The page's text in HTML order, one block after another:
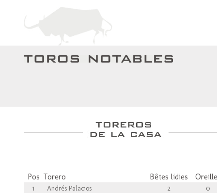
Pos Torero Bêtes lidies
1 Andrés Palacios 2
0